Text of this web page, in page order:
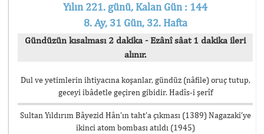
Yılın 221. günü, Kalan Gün : 144
8. Ay, 31 Gün, 32. Hafta
Gündüzün kısalması 2 dakika - Ezânî sâat 1 dakika ileri
alınır.
Dul ve yetimlerin ihtiyacına koşanlar, gündüz (nâfile) oruç tutup,
geceyi ibâdetle geçiren gibidir. Hadîs-i şerîf
Sultan Yıldırım Bâyezid Hân’ın taht’a çıkması (1389) Nagazaki’ye
ikinci atom bombası atıldı (1945)